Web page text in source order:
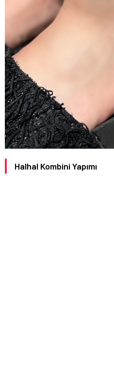
Halhal Kombini Yapımı